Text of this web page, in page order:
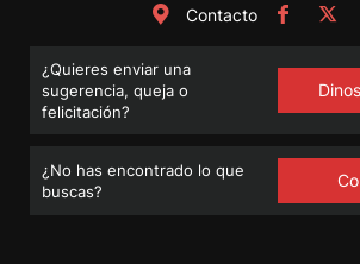
Contacto
¿Quieres enviar una
sugerencia, queja o
felicitación?
¿No has encontrado lo que
buscas?